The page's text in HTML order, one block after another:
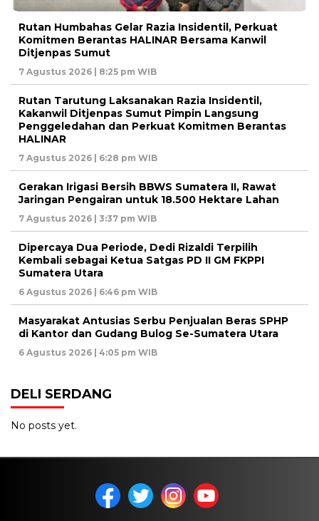
Rutan Humbahas Gelar Razia Insidentil, Perkuat
Komitmen Berantas HALINAR Bersama Kanwil
Ditjenpas Sumut
7 Agustus 2026 | 8:25 pm WIB
Rutan Tarutung Laksanakan Razia Insidentil,
Kakanwil Ditjenpas Sumut Pimpin Langsung
Penggeledahan dan Perkuat Komitmen Berantas
HALINAR
7 Agustus 2026 | 6:28 pm WIB
Gerakan Irigasi Bersih BBWS Sumatera II, Rawat
Jaringan Pengairan untuk 18.500 Hektare Lahan
7 Agustus 2026 | 3:37 pm WIB
Dipercaya Dua Periode, Dedi Rizaldi Terpilih
Kembali sebagai Ketua Satgas PD II GM FKPPI
Sumatera Utara
6 Agustus 2026 | 6:46 pm WIB
Masyarakat Antusias Serbu Penjualan Beras SPHP
di Kantor dan Gudang Bulog Se-Sumatera Utara
6 Agustus 2026 | 4:05 pm WIB
DELI SERDANG
No posts yet.